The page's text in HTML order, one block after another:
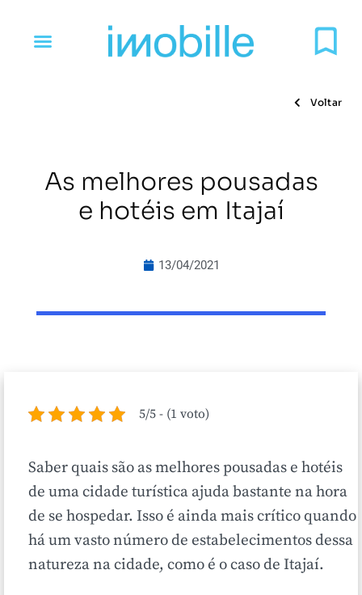
Voltar
As melhores pousadas
e hotéis em Itajaí
13/04/2021
5/5 - (1 voto)
Saber quais são as melhores pousadas e hotéis
de uma cidade turística ajuda bastante na hora
de se hospedar. Isso é ainda mais crítico quando
há um vasto número de estabelecimentos dessa
natureza na cidade, como é o caso de Itajaí.